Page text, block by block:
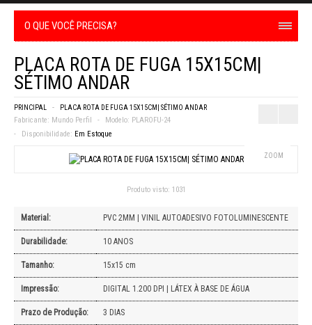
O QUE VOCÊ PRECISA?
PLACA ROTA DE FUGA 15X15CM|
SÉTIMO ANDAR
PRINCIPAL PLACA ROTA DE FUGA 15X15CM| SÉTIMO ANDAR
Fabricante: Mundo Perfil Modelo: PLAROFU-24
Disponibilidade: Em Estoque
ZOOM
Produto visto: 1031
Material: PVC 2MM | VINIL AUTOADESIVO FOTOLUMINESCENTE
Durabilidade: 10 ANOS
Tamanho: 15x15 cm
Impressão: DIGITAL 1.200 DPI | LÁTEX À BASE DE ÁGUA
Prazo de Produção: 3 DIAS